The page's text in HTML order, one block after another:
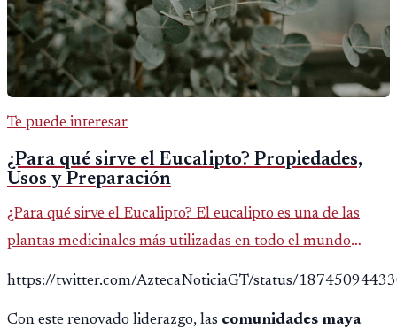
Te puede interesar
¿Para qué sirve el Eucalipto? Propiedades,
Usos y Preparación
¿Para qué sirve el Eucalipto? El eucalipto es una de las
plantas medicinales más utilizadas en todo el mundo
https://twitter.com/AztecaNoticiaGT/status/
Con este renovado liderazgo, las comunidades maya